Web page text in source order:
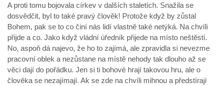
A proti tomu bojovala církev v dalších staletích. Snažila se
dosvědčit, byl to také pravý člověk! Protože když by zůstal
Bohem, pak se to co činí nás lidí vlastně také netýká. Na chvíli
přijde a co. Jako když vládní úředník přijede na místo neštěstí.
No, aspoň dá najevo, že ho to zajímá, ale zpravidla si nevezme
pracovní oblek a nezůstane na místě nehody tak dlouho až se
věci dají do pořádku. Jen si ti bohové hrají takovou hru, ale o
člověka se nezajímají. Ak se zde na chvíli mihnou a předstírají